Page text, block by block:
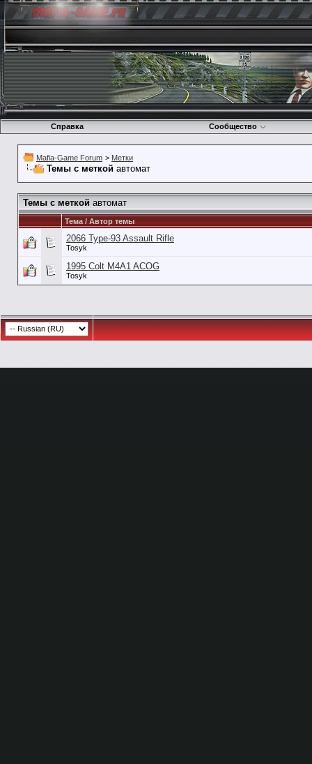
Справка Сообщество
Mafia-Game Forum > Метки
Темы с меткой автомат
Темы с меткой автомат
Тема / Автор темы
2066 Type-93 Assault Rifle
Tosyk
1995 Colt M4A1 ACOG
Tosyk